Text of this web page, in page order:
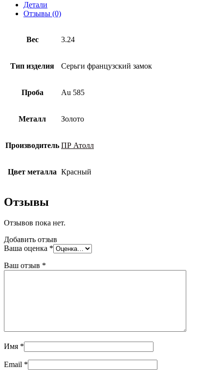
Детали
Отзывы (0)
Вес 3.24
Тип изделия Серьги французский замок
Проба Au 585
Металл Золото
Производитель ПР Атолл
Цвет металла Красный
Отзывы
Отзывов пока нет.
Добавить отзыв
Ваша оценка *
Ваш отзыв *
Имя *
Email *